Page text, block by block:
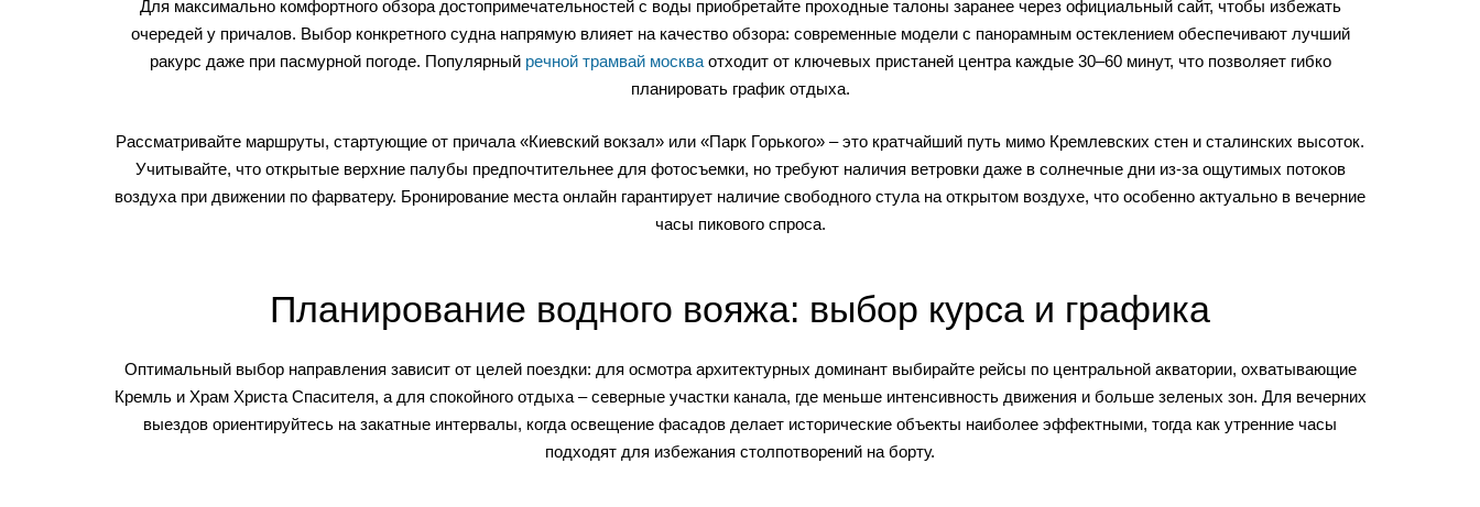
Для максимально комфортного обзора достопримечательностей с воды приобретайте проходные талоны заранее через официальный сайт, чтобы избежать
очередей у причалов. Выбор конкретного судна напрямую влияет на качество обзора: современные модели с панорамным остеклением обеспечивают лучший
ракурс даже при пасмурной погоде. Популярный речной трамвай москваотходит от ключевых пристаней центра каждые 30–60 минут, что позволяет гибко
планировать график отдыха.
Рассматривайте маршруты, стартующие от причала «Киевский вокзал» или «Парк Горького» – это кратчайший путь мимо Кремлевских стен и сталинских высоток.
Учитывайте, что открытые верхние палубы предпочтительнее для фотосъемки, но требуют наличия ветровки даже в солнечные дни из-за ощутимых потоков
воздуха при движении по фарватеру. Бронирование места онлайн гарантирует наличие свободного стула на открытом воздухе, что особенно актуально в вечерние
часы пикового спроса.
Планирование водного вояжа: выбор курса и графика
Оптимальный выбор направления зависит от целей поездки: для осмотра архитектурных доминант выбирайте рейсы по центральной акватории, охватывающие
Кремль и Храм Христа Спасителя, а для спокойного отдыха – северные участки канала, где меньше интенсивность движения и больше зеленых зон. Для вечерних
выездов ориентируйтесь на закатные интервалы, когда освещение фасадов делает исторические объекты наиболее эффектными, тогда как утренние часы
подходят для избежания столпотворений на борту.